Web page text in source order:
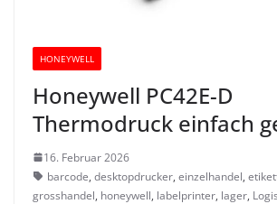
HONEYWELL
Honeywell PC42E-D
Thermodruck einfach
16. Februar 2026
barcode, desktopdrucker, einzelhandel,
grosshandel, honeywell, labelprinter, lager,